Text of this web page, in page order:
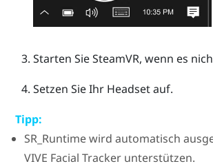
Starten SieSteamVR, wenn es
Setzen Sie Ihr Headset auf.
Tipp:
SR_Runtimewird automatisch
VIVE Facial Trackerunterstützen.